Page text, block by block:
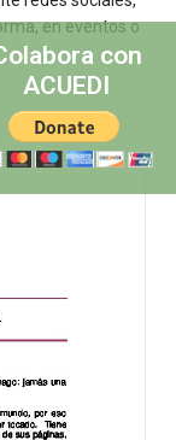
en eventos o
con
ACUEDI